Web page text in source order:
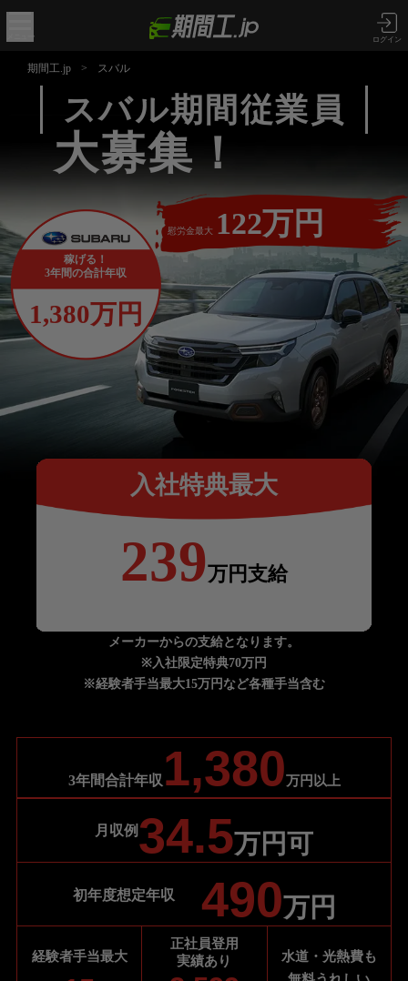
メニュー ログイン
期間工.jp > スバル
スバル期間従業員
大募集！
慰労金最大 122万円
稼げる！
3年間の合計年収
1,380万円
入社特典最大
239万円支給
メーカーからの支給となります。
※入社限定特典70万円
※経験者手当最大15万円など各種手当含む
3年間合計年収 1,380万円以上
月収例34.5万円可
初年度想定年収 490万円
経験者手当最大
正社員登用
実績あり
水道・光熱費も